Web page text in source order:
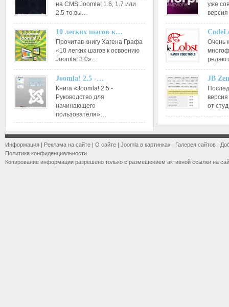
на CMS Joomla! 1.6, 1.7 или
2.5 то вы…
10 легких шагов к…
Прочитав книгу Хагена Графа
«10 легких шагов к освоению
Joomla! 3.0»…
Joomla! 2.5 -…
Книга «Joomla! 2.5 -
Руководство для
начинающего
пользователя»…
уже
Очень
JB
от
Информация | Реклама на сайте | О сайте | Joomla в картинках | Галерея сайтов |
Политика конфиденциальности
Копирование информации разрешено только с размещением активной ссылки на